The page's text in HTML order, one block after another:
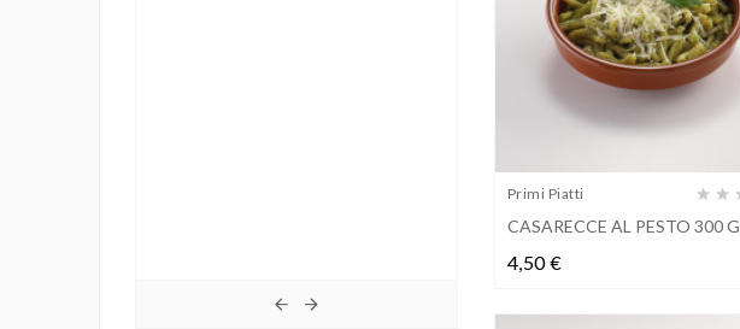
Primi Piatti
CASARECCE AL PESTO 300 G
4,50 €Prezzo